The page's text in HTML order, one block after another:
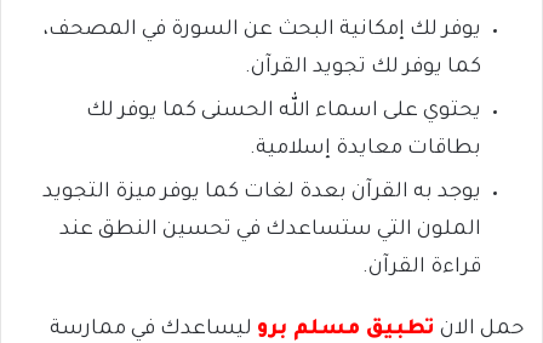
يوفر لك إمكانية البحث عن السورة في المصحف،
كما يوفر لك تجويد القرآن.
يحتوي على اسماء الله الحسنى كما يوفر لك
بطاقات معايدة إسلامية.
يوجد به القرآن بعدة لغات كما يوفر ميزة التجويد
الملون التي ستساعدك في تحسين النطق عند
قراءة القرآن.
حمل الان تطبيق مسلم برو ليساعدك في ممارسة